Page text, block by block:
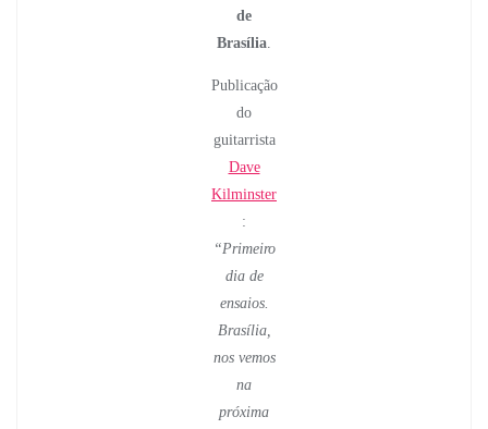
de
Brasília
Publicação
do
guitarrista
Dave
Kilminster
:
“Primeiro
dia de
ensaios.
Brasília,
nos vemos
na
próxima